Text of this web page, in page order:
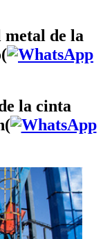
metal de la
la cinta